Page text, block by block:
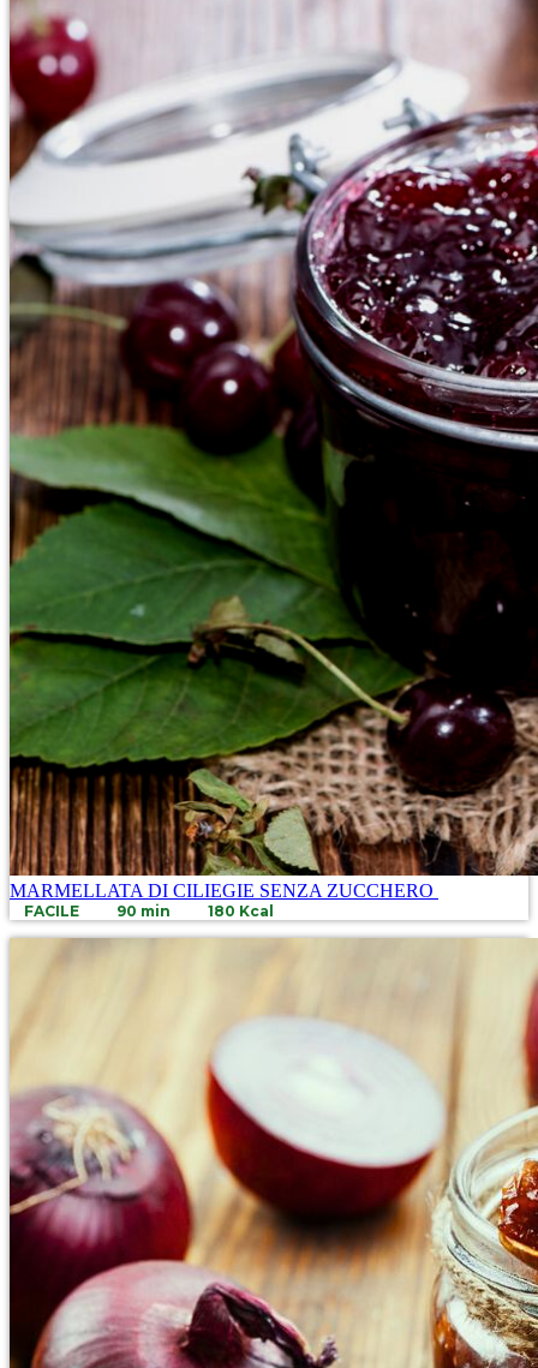
MARMELLATA DI CILIEGIE SENZA ZUCCHERO
FACILE 90 min 180 Kcal